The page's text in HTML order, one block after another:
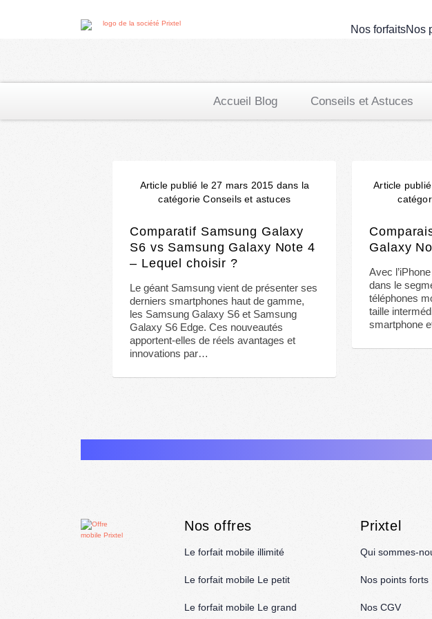
Nos forfaitsNos
Accueil Blog Conseils et Astuces
Article publié le 27 mars 2015 dans la
catégorie Conseils et astuces
Comparatif Samsung Galaxy
S6 vs Samsung Galaxy Note 4
– Lequel choisir ?
Le géant Samsung vient de présenter ses
derniers smartphones haut de gamme,
les Samsung Galaxy S6 et Samsung
Galaxy S6 Edge. Ces nouveautés
apportent-elles de réels avantages et
innovations par…
Article
Galaxy
Avec
dans le
téléphones
taille
smartphone
Nos offres
Le forfait mobile illimité
Le forfait mobile Le petit
Le forfait mobile Le grand
Prixtel
Qui sommes-
Nos points forts
Nos CGV